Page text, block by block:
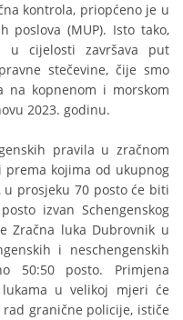
kontrola, priopćeno je u
poslova (MUP). Isto tako,
u cijelosti završava put
stečevine, čije smo
na kopnenom i morskom
2023. godinu.
pravila u zračnom
prema kojima od ukupnog
prosjeku 70 posto će biti
izvan Schengenskog
Zračna luka Dubrovnik u
i neschengenskih
50:50 posto. Primjena
u velikoj mjeri će
granične policije, ističe